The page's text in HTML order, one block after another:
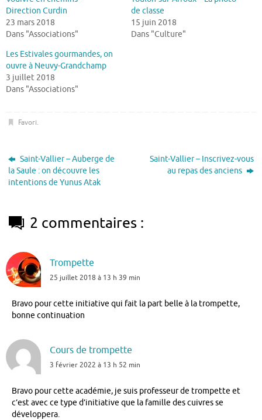
Direction Curdin
23 mars 2018
Dans "Associations"
de classe
15 juin 2018
Dans "Culture"
Les Estivales gourmandes, on
ouvre à Neuvy-Grandchamp
3 juillet 2018
Dans "Associations"
Favori.
Saint-Vallier – Auberge de
la Saule : on découvre les
intentions de Yunus Atak
Saint-Vallier – Inscrivez-vous
au repas des anciens
2 commentaires :
Trompette
25 juillet 2018 à 13 h 39 min
Bravo pour cette initiative qui fait la part belle à la trompette,
bonne continuation
Cours de trompette
3 février 2022 à 13 h 52 min
Bravo pour cette académie, je suis professeur de trompette et
c’est avec ce type d’initiative que la famille des cuivres se
développera.